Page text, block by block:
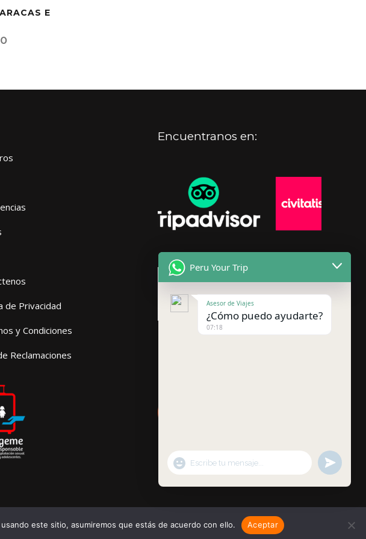
E
de Privacidad
y Condiciones
Reclamaciones
Encuentranos en:
mchiabra.com
este sitio, asumiremos que estás de acuerdo con ello. Aceptar
Peru Your Trip
Asesor de Viajes
¿Cómo puedo ayudarte?
07:18
"+chaty_settings.lang.emoji_picker+"
WhatsApp
Message
undefined